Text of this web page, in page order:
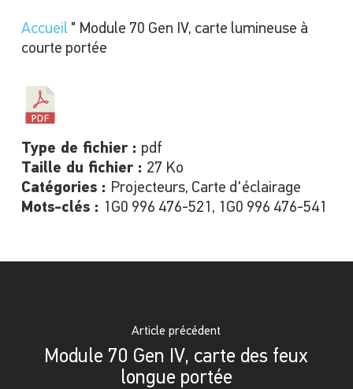
Accueil" Module 70 Gen IV, carte lumineuse à
courte portée
Type de fichier : pdf
Taille du fichier : 27 Ko
Catégories : Projecteurs, Carte d'éclairage
Mots-clés : 1G0 996 476-521, 1G0 996 476-541
Article précédent
Module 70 Gen IV, carte des feux
longue portée